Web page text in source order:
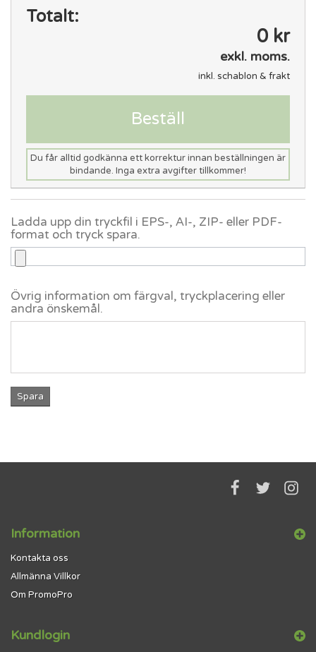
Totalt:
0 kr
exkl. moms.
inkl. schablon & frakt
Beställ
Du får alltid godkänna ett korrektur innan beställningen är
bindande. Inga extra avgifter tillkommer!
Ladda upp din tryckfil i EPS-, AI-, ZIP- eller PDF-
format och tryck spara.
Övrig information om färgval, tryckplacering eller
andra önskemål.
Spara
Information
Kontakta oss
Allmänna Villkor
Om PromoPro
Kundlogin